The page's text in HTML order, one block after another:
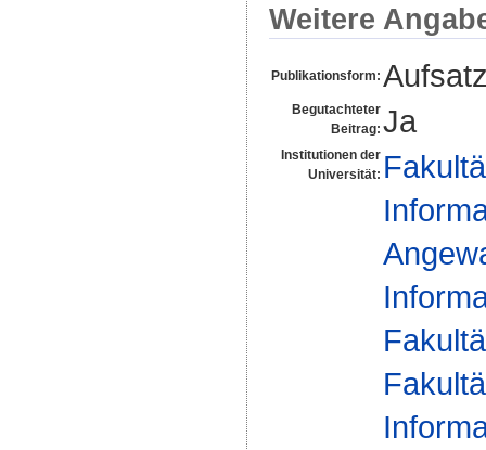
Weitere
Publikationsform:
Begutachteter
Beitrag: Ja
Institutionen der
Universität: